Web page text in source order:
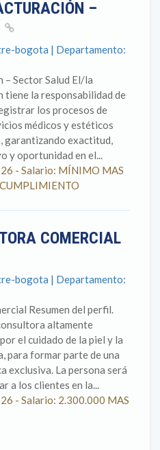
–
bogota | Departamento:
Sector Salud El/la
tiene la responsabilidad de
los procesos de
médicos y estéticos
garantizando exactitud,
y oportunidad en el...
- Salario: MÍNIMO MAS
COMERCIAL
bogota | Departamento:
Resumen del perfil.
altamente
el cuidado de la piel y la
para formar parte de una
exclusiva. La persona será
a los clientes en la...
- Salario: 2.300.000 MAS